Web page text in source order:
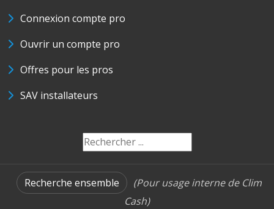
Connexion compte pro
Ouvrir un compte pro
Offres pour les pros
SAV installateurs
Recherche ensemble
(Pour usage interne de Clim
Cash)